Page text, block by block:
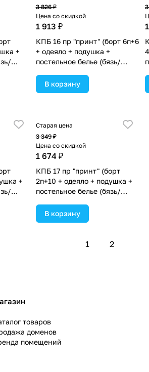
+
в
3 826 ₽
Цена со скидкой
1 913 ₽
КПБ 16 пр "принт" (борт 6п+6
+ одеяло + подушка +
постельное белье (бязь/
в ассортименте.
В корзину
+
в
Старая цена
3 349 ₽
Цена со скидкой
1 674 ₽
КПБ 17 пр "принт" (борт
2п+10 + одеяло + подушка +
постельное белье (бязь/
цвета в ассортименте.
В корзину
1 2
товаров
доменов
помещений